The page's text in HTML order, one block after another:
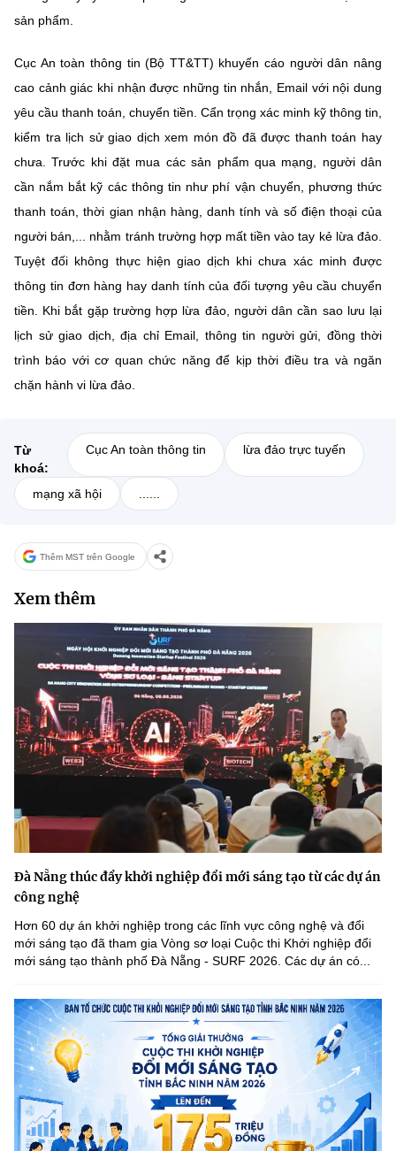
sản phẩm.
Cục An toàn thông tin (Bộ TT&TT) khuyến cáo người dân nâng
cao cảnh giác khi nhận được những tin nhắn, Email với nội dung
yêu cầu thanh toán, chuyển tiền. Cẩn trọng xác minh kỹ thông tin,
kiểm tra lịch sử giao dịch xem món đồ đã được thanh toán hay
chưa. Trước khi đặt mua các sản phẩm qua mạng, người dân
cần nắm bắt kỹ các thông tin như phí vận chuyển, phương thức
thanh toán, thời gian nhận hàng, danh tính và số điện thoại của
người bán,... nhằm tránh trường hợp mất tiền vào tay kẻ lừa đảo.
Tuyệt đối không thực hiện giao dịch khi chưa xác minh được
thông tin đơn hàng hay danh tính của đối tượng yêu cầu chuyển
tiền. Khi bắt gặp trường hợp lừa đảo, người dân cần sao lưu lại
lịch sử giao dịch, địa chỉ Email, thông tin người gửi, đồng thời
trình báo với cơ quan chức năng để kịp thời điều tra và ngăn
chặn hành vi lừa đảo.
Từ
khoá:
Cục An toàn thông tin lừa đảo trực tuyến
mạng xã hội
Thêm MST trên Google
Xem thêm
Đà Nẵng thúc đẩy khởi nghiệp đổi mới sáng tạo từ các dự án
công nghệ
Hơn 60 dự án khởi nghiệp trong các lĩnh vực công nghệ và đổi
mới sáng tạo đã tham gia Vòng sơ loại Cuộc thi Khởi nghiệp đổi
mới sáng tạo thành phố Đà Nẵng - SURF 2026. Các dự án có...